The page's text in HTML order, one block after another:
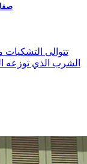
تتوالى
الشرب الذي توزعه